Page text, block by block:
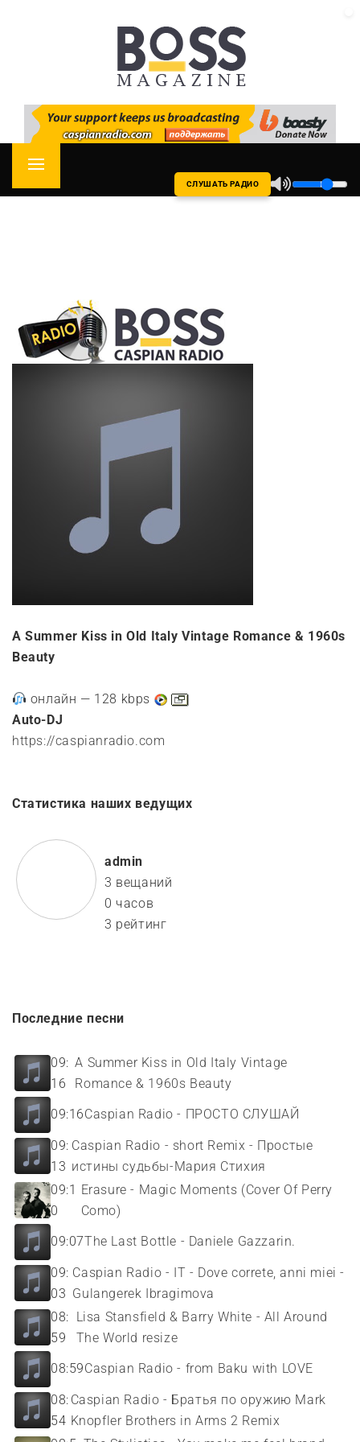
CASPIAN RADIO
Primary
Menu
СЛУШАТЬ РАДИО
A Summer Kiss in Old Italy Vintage Romance & 1960s
Beauty
онлайн — 128 kbps
Auto-DJ
https://caspianradio.com
Статистика наших ведущих
admin
3 вещаний
0 часов
3 рейтинг
Последние песни
09:
16
A Summer Kiss in Old Italy Vintage
Romance & 1960s Beauty
09:16Caspian Radio - ПРОСТО СЛУШАЙ
09:
13
Caspian Radio - short Remix - Простые
истины судьбы-Мария Стихия
09:1
0
Erasure - Magic Moments (Cover Of Perry
Como)
09:07The Last Bottle - Daniele Gazzarin.
09:
03
Caspian Radio - IT - Dove correte, anni miei -
Gulangerek Ibragimova
08:
59
Lisa Stansfield & Barry White - All Around
The World resize
08:59Caspian Radio - from Baku with LOVE
08:
54
Caspian Radio - Братья по оружию Mark
Knopfler Brothers in Arms 2 Remix